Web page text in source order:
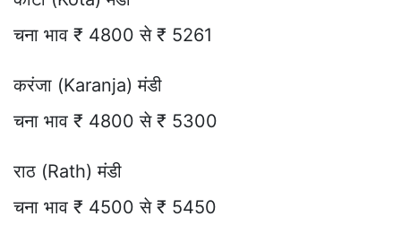
चना भाव ₹ 4800 से ₹ 5261
करंजा (Karanja) मंडी
चना भाव ₹ 4800 से ₹ 5300
राठ (Rath) मंडी
चना भाव ₹ 4500 से ₹ 5450